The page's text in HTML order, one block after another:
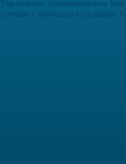
Управление недвижимостью
лечение с помощью голодания;